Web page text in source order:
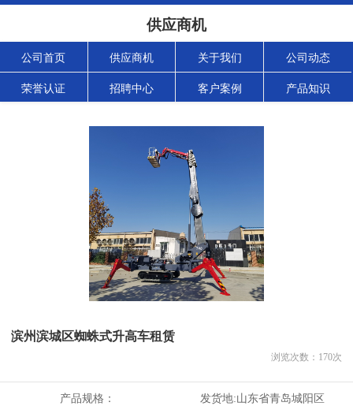
供应商机
公司首页 供应商机 关于我们 公司动态
荣誉认证 招聘中心 客户案例 产品知识
滨州滨城区蜘蛛式升高车租赁
浏览次数： 170次
产品规格： 发货地:山东省青岛城阳区